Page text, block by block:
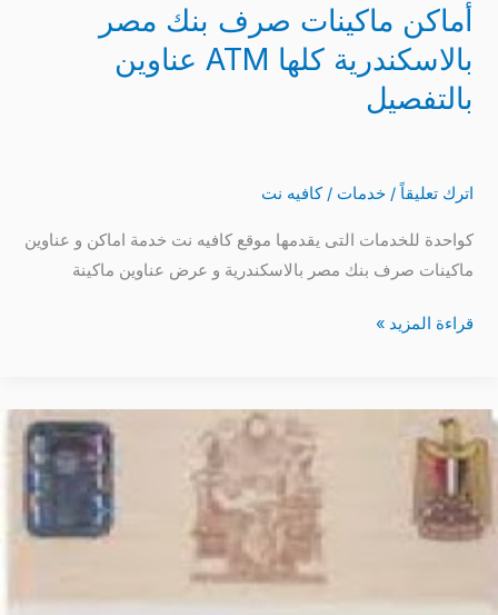
أماكن ماكينات صرف بنك مصر
بالاسكندرية كلها ATM عناوين
بالتفصيل
اترك تعليقاً /خدمات/كافيه نت
كواحدة للخدمات التى يقدمها موقع كافيه نت خدمة اماكن و عناوين
ماكينات صرف بنك مصر بالاسكندرية و عرض عناوين ماكينة
قراءة المزيد »
كيفية
استخراج
سجل
تجاري
2025
ورسوم